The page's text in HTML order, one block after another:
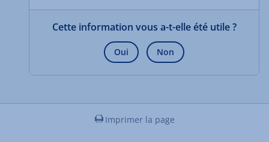
Cette information vous a-t-elle été utile ?
Oui Non
Imprimer la page